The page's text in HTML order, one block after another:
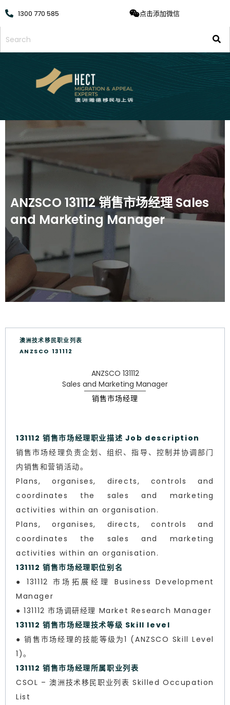
1300 770 585 点击添加微信
ANZSCO 131112 销售市场经理 Sales
and Marketing Manager
澳洲技术移民职业列表
ANZSCO 131112
ANZSCO 131112
Sales and Marketing Manager
销售市场经理
131112 销售市场经理职业描述 Job description
销售市场经理负责企划、组织、指导、控制并协调部门
内销售和营销活动。
Plans, organises, directs, controls and
coordinates the sales and marketing
activities within an organisation.
Plans, organises, directs, controls and
coordinates the sales and marketing
activities within an organisation.
131112 销售市场经理职位别名
● 131112 市场拓展经理 Business Development
Manager
● 131112 市场调研经理 Market Research Manager
131112 销售市场经理技术等级 Skill level
● 销售市场经理的技能等级为1 (ANZSCO Skill Level
1)。
131112 销售市场经理所属职业列表
CSOL – 澳洲技术移民职业列表 Skilled Occupation
List